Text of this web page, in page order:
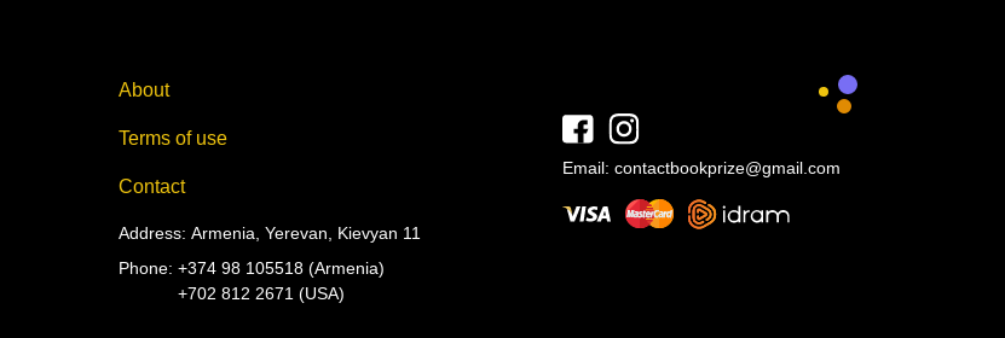
About
Terms of use
Contact
Address: Armenia, Yerevan, Kievyan 11
Phone: +374 98 105518 (Armenia)
+702 812 2671 (USA)
Email: contactbookprize@gmail.com